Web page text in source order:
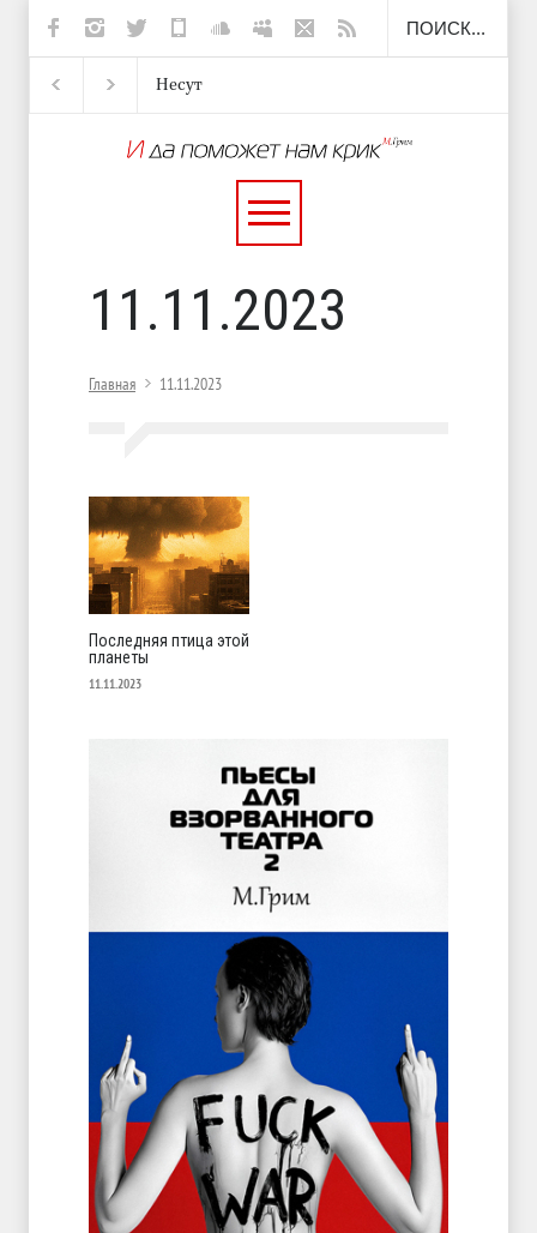
Несут
11.11.2023
Главная 11.11.2023
Последняя птица этой
планеты
11.11.2023